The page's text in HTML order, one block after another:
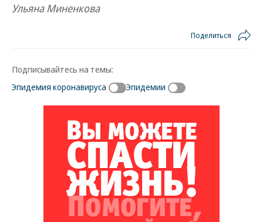
Ульяна Миненкова
Поделиться
Подписывайтесь на темы:
Эпидемия коронавируса
Эпидемии